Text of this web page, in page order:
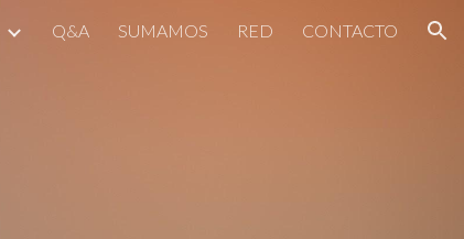
Q&A SUMAMOS RED CONTACTO